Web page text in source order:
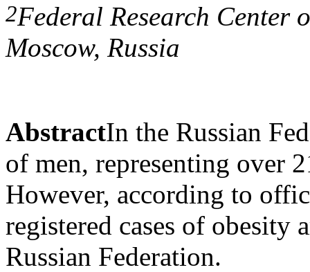
2Federal Research Center
Moscow, Russia
AbstractIn the Russian
of men, representing over
However, according to
registered cases of
Russian Federation.